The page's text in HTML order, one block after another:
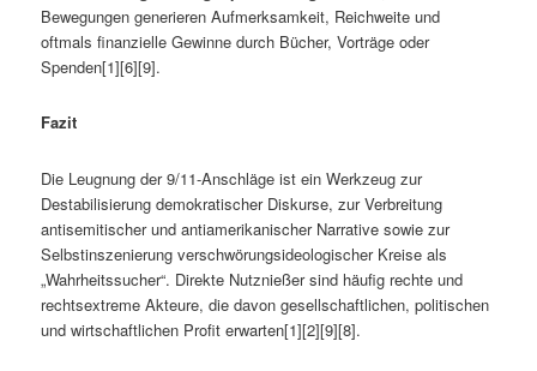
Bewegungen generieren Aufmerksamkeit, Reichweite und
oftmals finanzielle Gewinne durch Bücher, Vorträge oder
Spenden[1][6][9].
Fazit
Die Leugnung der 9/11-Anschläge ist ein Werkzeug zur
Destabilisierung demokratischer Diskurse, zur Verbreitung
antisemitischer und antiamerikanischer Narrative sowie zur
Selbstinszenierung verschwörungsideologischer Kreise als
„Wahrheitssucher“. Direkte Nutznießer sind häufig rechte und
rechtsextreme Akteure, die davon gesellschaftlichen, politischen
und wirtschaftlichen Profit erwarten[1][2][9][8].